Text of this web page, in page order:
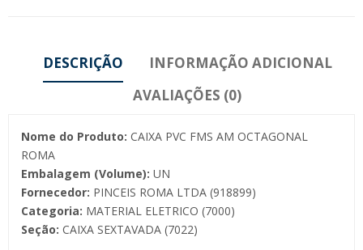
DESCRIÇÃO
INFORMAÇÃO ADICIONAL
AVALIAÇÕES (0)
Nome do Produto: CAIXA PVC FMS AM OCTAGONAL
ROMA
Embalagem (Volume): UN
Fornecedor: PINCEIS ROMA LTDA (918899)
Categoria: MATERIAL ELETRICO (7000)
Seção: CAIXA SEXTAVADA (7022)